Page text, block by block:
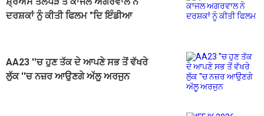
ਦਰਸ਼ਕਾਂ ਨੂੰ ਕੀਤੀ ਫਿਲਮ "ਦਿ ਇੰਡੀਆ
AA23 ''ਚ ਹੁਣ ਤੱਕ ਦੇ ਆਪਣੇ ਸਭ ਤੋਂ ਵੱਖਰੇ
ਲੁੱਕ ''ਚ ਨਜ਼ਰ ਆਉਣਗੇ ਅੱਲੂ ਅਰਜੁਨ